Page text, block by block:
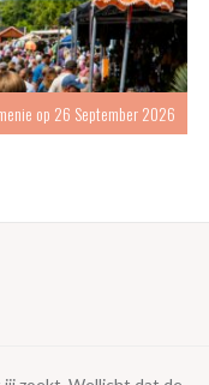
op 26 September 2026